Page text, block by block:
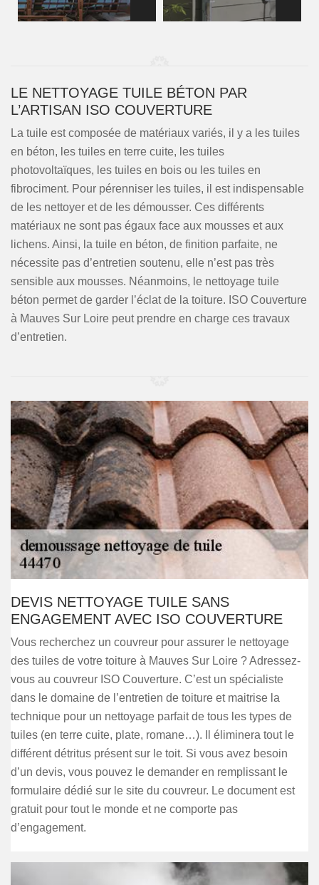
LE NETTOYAGE TUILE BÉTON PAR
L’ARTISAN ISO COUVERTURE
La tuile est composée de matériaux variés, il y a les tuiles
en béton, les tuiles en terre cuite, les tuiles
photovoltaïques, les tuiles en bois ou les tuiles en
fibrociment. Pour pérenniser les tuiles, il est indispensable
de les nettoyer et de les démousser. Ces différents
matériaux ne sont pas égaux face aux mousses et aux
lichens. Ainsi, la tuile en béton, de finition parfaite, ne
nécessite pas d’entretien soutenu, elle n’est pas très
sensible aux mousses. Néanmoins, le nettoyage tuile
béton permet de garder l’éclat de la toiture. ISO Couverture
à Mauves Sur Loire peut prendre en charge ces travaux
d’entretien.
DEVIS NETTOYAGE TUILE SANS
ENGAGEMENT AVEC ISO COUVERTURE
Vous recherchez un couvreur pour assurer le nettoyage
des tuiles de votre toiture à Mauves Sur Loire ? Adressez-
vous au couvreur ISO Couverture. C’est un spécialiste
dans le domaine de l’entretien de toiture et maitrise la
technique pour un nettoyage parfait de tous les types de
tuiles (en terre cuite, plate, romane…). Il éliminera tout le
différent détritus présent sur le toit. Si vous avez besoin
d’un devis, vous pouvez le demander en remplissant le
formulaire dédié sur le site du couvreur. Le document est
gratuit pour tout le monde et ne comporte pas
d’engagement.